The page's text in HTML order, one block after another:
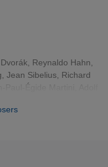
Reynaldo Hahn
Jean Sibelius, Richard